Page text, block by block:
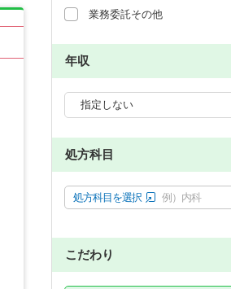
業務委託その他
年収
処方科目
処方科目を選択 例）内科
こだわり